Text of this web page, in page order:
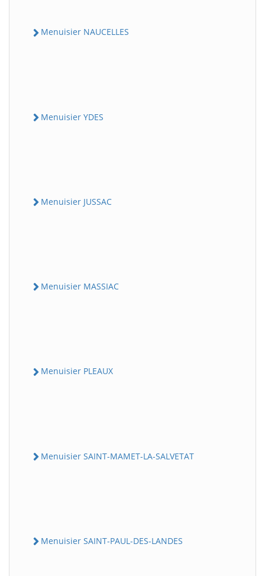
Menuisier NAUCELLES
Menuisier YDES
Menuisier JUSSAC
Menuisier MASSIAC
Menuisier PLEAUX
Menuisier SAINT-MAMET-LA-SALVETAT
Menuisier SAINT-PAUL-DES-LANDES